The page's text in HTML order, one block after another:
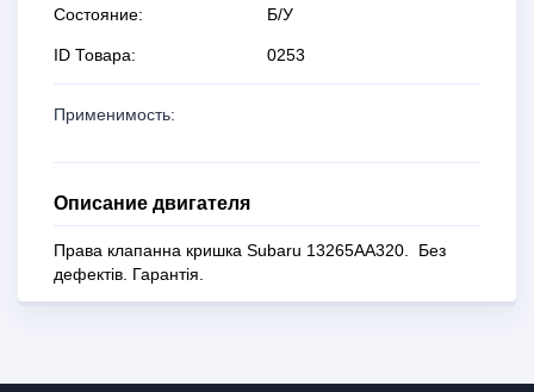
Состояние: Б/У
ID Товара: 0253
Применимость:
Описание двигателя
Права клапанна кришка Subaru 13265AA320. Без
дефектів. Гарантія.